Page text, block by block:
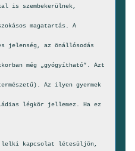
is szembekerülnek,
magatartás. A
jelenség, az önállósodás
még „gyógyítható”. Azt
Az ilyen gyermek
légkör jellemez. Ha ez
lelki kapcsolat létesüljön,